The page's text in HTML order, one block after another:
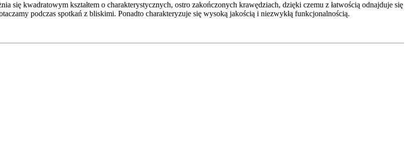
się kwadratowym kształtem o charakterystycznych, ostro zakończonych krawędziach, dzięki czemu z łatwością odnajduje się
podczas spotkań z bliskimi. Ponadto charakteryzuje się wysoką jakością i niezwykłą funkcjonalnością.